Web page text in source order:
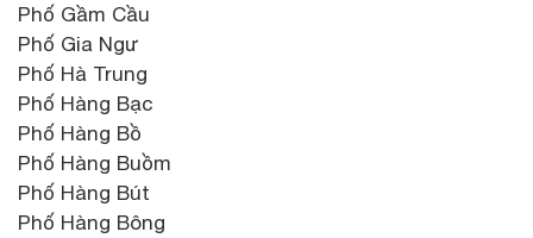
Phố Gầm Cầu
Phố Gia Ngư
Phố Hà Trung
Phố Hàng Bạc
Phố Hàng Bồ
Phố Hàng Buồm
Phố Hàng Bút
Phố Hàng Bông